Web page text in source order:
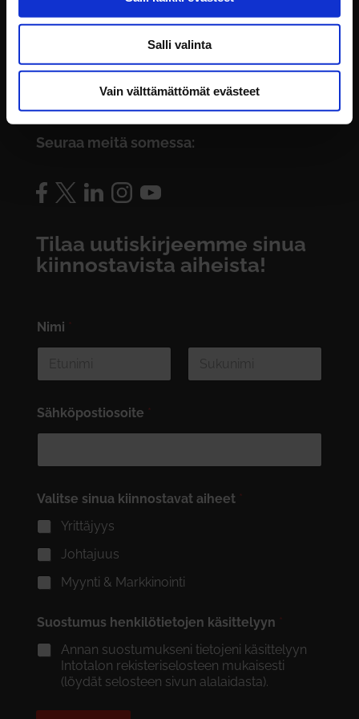
Salli valinta
Vain välttämättömät evästeet
Rekisteriseloste
Seuraa meitä somessa:
Tilaa uutiskirjeemme sinua
kiinnostavista aiheista!
Nimi *
Sähköpostiosoite *
Valitse sinua kiinnostavat aiheet *
Yrittäjyys
Johtajuus
Myynti & Markkinointi
Suostumus henkilötietojen käsittelyyn *
Annan suostumukseni tietojeni käsittelyyn
Intotalon rekisteriselosteen mukaisesti
(löydät selosteen sivun alalaidasta).